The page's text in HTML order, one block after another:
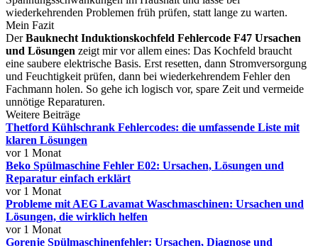
wiederkehrenden Problemen früh prüfen, statt lange zu warten.
Mein Fazit
DerBauknecht Induktionskochfeld Fehlercode F47 Ursachen
und Lösungen zeigt mir vor allem eines: Das Kochfeld braucht
eine saubere elektrische Basis. Erst resetten, dann Stromversorgung
und Feuchtigkeit prüfen, dann bei wiederkehrendem Fehler den
Fachmann holen. So gehe ich logisch vor, spare Zeit und vermeide
unnötige Reparaturen.
Weitere Beiträge
Thetford Kühlschrank Fehlercodes: die umfassende Liste mit
klaren Lösungen
vor 1 Monat
Beko Spülmaschine Fehler E02: Ursachen, Lösungen und
Reparatur einfach erklärt
vor 1 Monat
Probleme mit AEG Lavamat Waschmaschinen: Ursachen und
Lösungen, die wirklich helfen
vor 1 Monat
Gorenje Spülmaschinenfehler: Ursachen, Diagnose und